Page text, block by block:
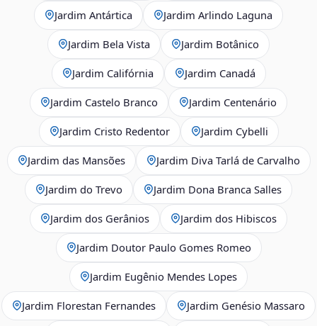
Jardim Antártica Jardim Arlindo Laguna
Jardim Bela Vista Jardim Botânico
Jardim Califórnia Jardim Canadá
Jardim Castelo Branco Jardim Centenário
Jardim Cristo Redentor Jardim Cybelli
Jardim das Mansões Jardim Diva Tarlá de Carvalho
Jardim do Trevo Jardim Dona Branca Salles
Jardim dos Gerânios Jardim dos Hibiscos
Jardim Doutor Paulo Gomes Romeo
Jardim Eugênio Mendes Lopes
Jardim Florestan Fernandes Jardim Genésio Massaro